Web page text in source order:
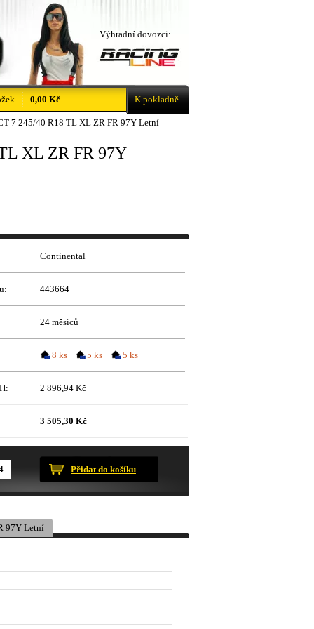
7 245/40 R18 TL XL ZR FR 97Y Letní
XL ZR FR 97Y
Continental
443664
24 měsíců
8 ks 5 ks 5 ks
2 896,94 Kč
3 505,30 Kč
Přidat do košíku
97Y Letní
Výhradní dovozci:
0,00 Kč K pokladně